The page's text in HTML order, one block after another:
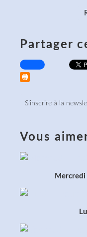
Partager
S'inscrire à la
Vous